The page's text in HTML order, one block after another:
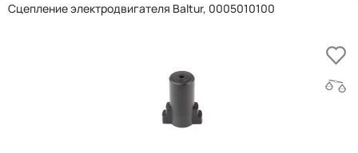
Сцепление электродвигателя Baltur, 0005010100